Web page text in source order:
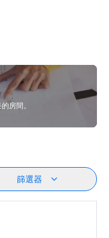
房間。
篩選器